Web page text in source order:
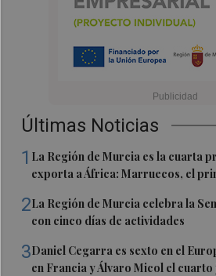
Últimas Noticias
1 La Región de Murcia es la cuarta
exporta a África: Marruecos, el
2La Región de Murcia celebra la
con cinco días de actividades
3Daniel Cegarra es sexto en el
en Francia y Álvaro Micol el